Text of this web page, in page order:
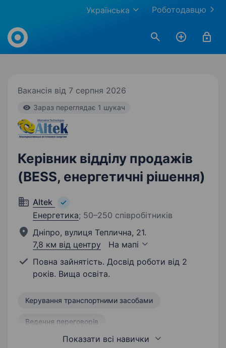
Роботодавцю
Українська
Work.ua
Вакансія від 7 серпня 2026
Зараз переглядає 1 шукач
Керівник відділу продажів
(BESS, енергетичні рішення)
Altek
Енергетика; 50–250 співробітників
Дніпро, вулиця Теплична, 21.
7,8 км від центру
На мапі
Повна зайнятість. Досвід роботи від 2
років. Вища освіта.
Керування транспортними засобами
Ведення переговорів
Управління відділом продажу
Показати всі навички